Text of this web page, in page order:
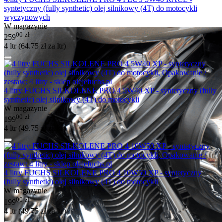
syntetyczny (fully synthetic) olej silnikowy (4T) do motocykli
wyczynowych
W magazynie
25900 zł
4 ltr (64.75 zł za ltr)
4 litry FUCHS SILKOLENE PRO 4 5W40 XP - syntetyczny (fully
synthetic) olej silnikowy (4T) do motocykli
W magazynie
19900 zł
4 ltr (49.75 zł za ltr)
4 litry FUCHS SILKOLENE PRO 4 10W50 XP - syntetyczny
(fully synthetic) olej silnikowy (4T) do motocykli
W magazynie
19900 zł
4 ltr (49.75złza ltr)